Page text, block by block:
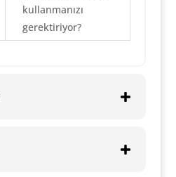
kullanmanızı
gerektiriyor?